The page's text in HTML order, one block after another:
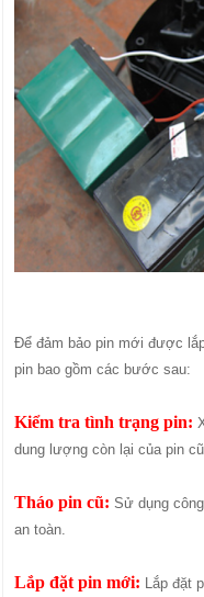
Để đảm bảo pin mới được
pin bao gồm các bước sau:
Kiểm tra tình trạng pin:
dung lượng còn lại của pin cũ.
Tháo pin cũ: Sử dụng
an toàn.
Lắp đặt pin mới: Lắp đặt